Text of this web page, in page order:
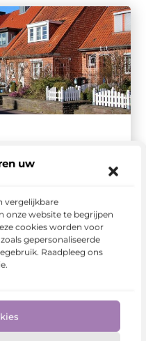
uw
vergelijkbare
onze website te begrijpen
cookies worden voor
gepersonaliseerde
Raadpleeg ons
de top drie van
...